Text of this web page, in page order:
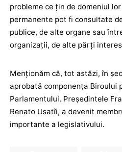
probleme ce ţin de domeniul
permanente pot fi consultate
publice, de alte organe sau
organizaţii, de alte părţi
Menționăm că, tot astăzi, în
aprobată componența Biroului
Parlamentului. Președintele
Renato Usatîi, a devenit
importante a legislativului.